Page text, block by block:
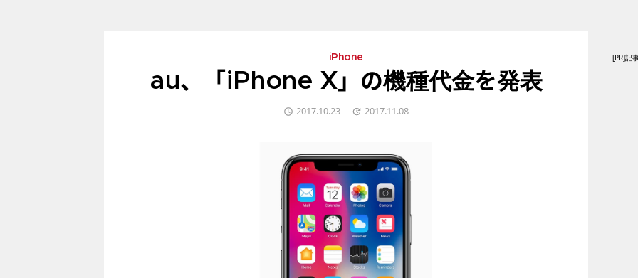
iPhone
au、「iPhone X」の機種代金を発表
2017.10.23 2017.11.08
[PR]記